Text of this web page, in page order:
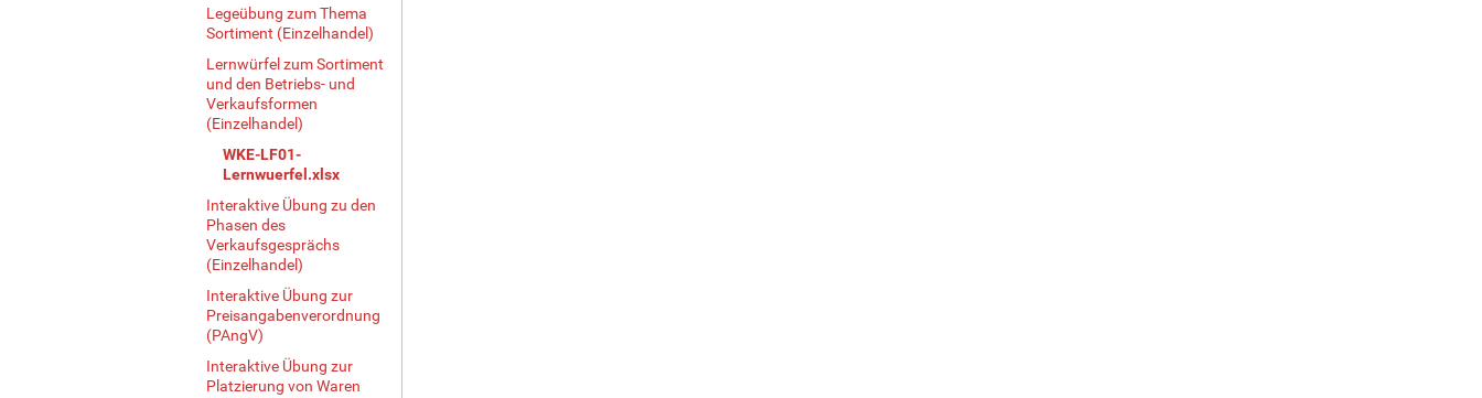
Legeübung zum Thema
Sortiment (Einzelhandel)
Lernwürfel zum Sortiment
und den Betriebs- und
Verkaufsformen
(Einzelhandel)
WKE-LF01-
Lernwuerfel.xlsx
Interaktive Übung zu den
Phasen des
Verkaufsgesprächs
(Einzelhandel)
Interaktive Übung zur
Preisangabenverordnung
(PAngV)
Interaktive Übung zur
Platzierung von Waren